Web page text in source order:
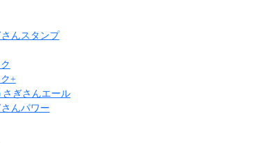
んスタンプ
+
ぎさんエール
んパワー